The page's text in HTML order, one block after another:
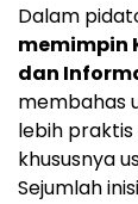
Dalam
memimpin
dan
membahas
lebih praktis
khususnya
Sejumlah